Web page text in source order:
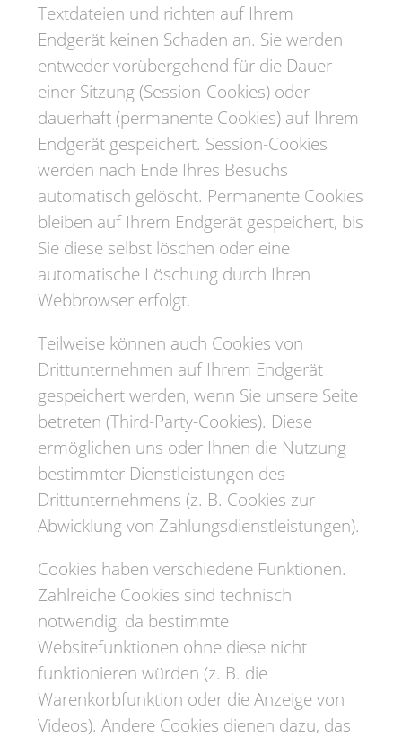
Textdateien und richten auf Ihrem
Endgerät keinen Schaden an. Sie werden
entweder vorübergehend für die Dauer
einer Sitzung (Session-Cookies) oder
dauerhaft (permanente Cookies) auf Ihrem
Endgerät gespeichert. Session-Cookies
werden nach Ende Ihres Besuchs
automatisch gelöscht. Permanente Cookies
bleiben auf Ihrem Endgerät gespeichert, bis
Sie diese selbst löschen oder eine
automatische Löschung durch Ihren
Webbrowser erfolgt.
Teilweise können auch Cookies von
Drittunternehmen auf Ihrem Endgerät
gespeichert werden, wenn Sie unsere Seite
betreten (Third-Party-Cookies). Diese
ermöglichen uns oder Ihnen die Nutzung
bestimmter Dienstleistungen des
Drittunternehmens (z. B. Cookies zur
Abwicklung von Zahlungsdienstleistungen).
Cookies haben verschiedene Funktionen.
Zahlreiche Cookies sind technisch
notwendig, da bestimmte
Websitefunktionen ohne diese nicht
funktionieren würden (z. B. die
Warenkorbfunktion oder die Anzeige von
Videos). Andere Cookies dienen dazu, das